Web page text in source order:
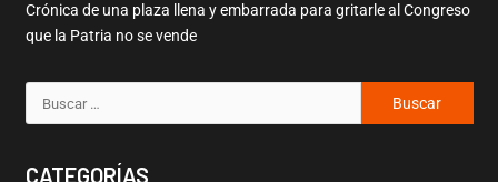
Crónica de una plaza llena y embarrada para gritarle al Congreso
que la Patria no se vende
CATEGORÍAS